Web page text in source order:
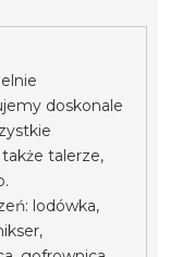
doskonale
talerze,
lodówka,